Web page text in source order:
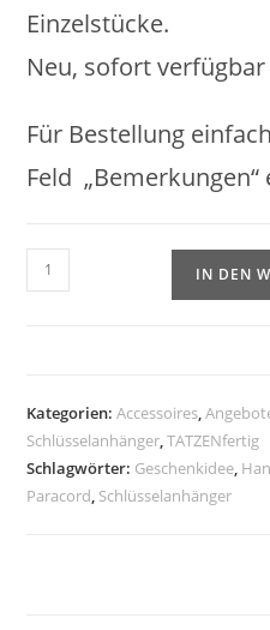
Einzelstücke.
Neu, sofort
Für Bestellung
Feld „Bemerkungen“
Paracord-
Schlüsselanhänger
–
Handmade
&
langlebig
IN DEN
Kategorien:Accessoires,
Schlüsselanhänger,TATZENfertig
Schlagwörter: Geschenkidee,
Paracord, Schlüsselanhänger